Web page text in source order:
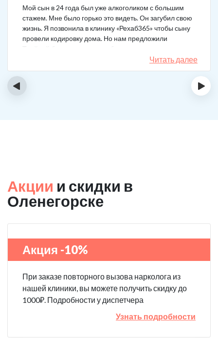
Мой сын в 24 года был уже алкоголиком с большим
стажем. Мне было горько это видеть. Он загубил свою
жизнь. Я позвонила в клинику «Рехаб365» чтобы сыну
провели кодировку дома. Но нам предложили
Тройной блок в клинике, чтобы уж наверняка помогло.
Мы согласились. Вот уже 4 месяца как сын не пьет. На
работу устроился, дома помогает, девушку завел.
Читать далее
‹ ›
Акции и скидки в
Оленегорске
Акция -10%
При заказе повторного вызова нарколога из
нашей клиники, вы можете получить скидку до
1000₽. Подробности у диспетчера
Узнать подробности